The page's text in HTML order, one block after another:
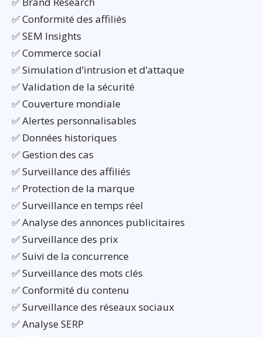
✅ Conformité des affiliés
✅ SEM Insights
✅ Commerce social
✅ Simulation d’intrusion et d’attaque
✅ Validation de la sécurité
✅ Couverture mondiale
✅ Alertes personnalisables
✅ Données historiques
✅ Gestion des cas
✅ Surveillance des affiliés
✅ Protection de la marque
✅ Surveillance en temps réel
✅ Analyse des annonces publicitaires
✅ Surveillance des prix
✅ Suivi de la concurrence
✅ Surveillance des mots clés
✅ Conformité du contenu
✅ Surveillance des réseaux sociaux
✅ Analyse SERP